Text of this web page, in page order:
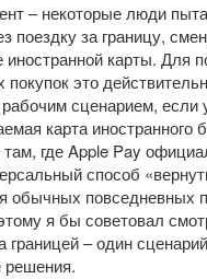
– некоторые люди
поездку за границу,
карты. Для
покупок это
сценарием, если
карта иностранного
там, где Apple Pay
способ
обычных повседневных
я бы советовал
границей – один
решения.